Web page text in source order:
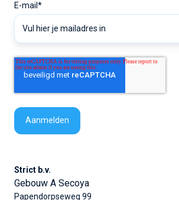
E-mail *
Strict b.v.
Gebouw A Secoya
Papendorpseweg 99